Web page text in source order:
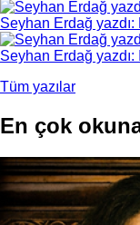
Seyhan Erdağ
Seyhan Erdağ yazdı:
Tüm yazılar
En çok